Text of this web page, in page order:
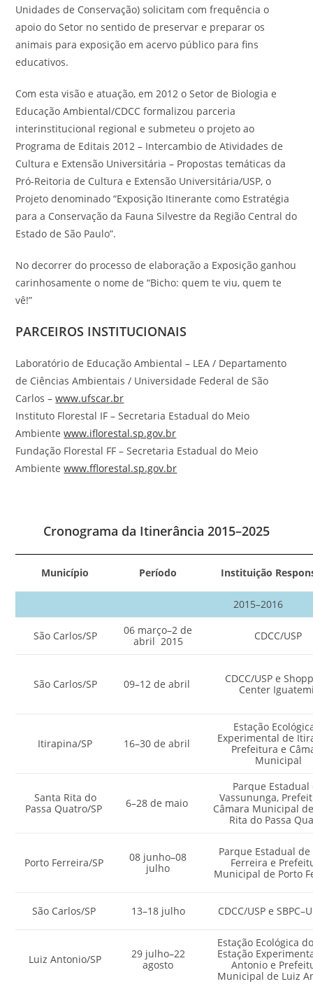
Unidades de Conservação) solicitam com frequência o
apoio do Setor no sentido de preservar e preparar os
animais para exposição em acervo público para fins
educativos.
Com esta visão e atuação, em 2012 o Setor de Biologia e
Educação Ambiental/CDCC formalizou parceria
interinstitucional regional e submeteu o projeto ao
Programa de Editais 2012 – Intercambio de Atividades de
Cultura e Extensão Universitária – Propostas temáticas da
Pró-Reitoria de Cultura e Extensão Universitária/USP, o
Projeto denominado “Exposição Itinerante como Estratégia
para a Conservação da Fauna Silvestre da Região Central do
Estado de São Paulo”.
No decorrer do processo de elaboração a Exposição ganhou
carinhosamente o nome de “Bicho: quem te viu, quem te
vê!”
PARCEIROS INSTITUCIONAIS
Laboratório de Educação Ambiental – LEA / Departamento
de Ciências Ambientais / Universidade Federal de São
Carlos –www.ufscar.br
Instituto Florestal IF – Secretaria Estadual do Meio
Ambientewww.iflorestal.sp.gov.br
Fundação Florestal FF – Secretaria Estadual do Meio
Ambientewww.fflorestal.sp.gov.br
Cronograma da Itinerância 2015–2025
Município Período Instituição
2015–2016
São Carlos/SP
06 março–2 de
abril 2015
CDCC/USP
São Carlos/SP 09–12 de abril
CDCC/USP e
Center
Itirapina/SP 16–30 de abril
Estação
Experimental de
Prefeitura e
Municipal
Santa Rita do
Passa Quatro/SP
6–28 de maio
Parque Estadual
Vassununga,
Câmara Municipal
Rita do Passa
Porto Ferreira/SP
08 junho–08
julho
Parque Estadual de
Ferreira e
Municipal de Porto
São Carlos/SP 13–18 julho CDCC/USP e
Luiz Antonio/SP
29 julho–22
agosto
Estação Ecológica
Estação
Antonio e
Municipal de Luiz